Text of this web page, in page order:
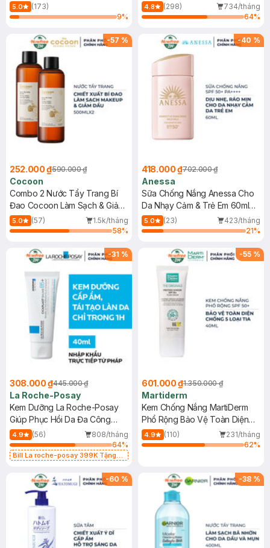
150ml
5.0
(173)
9%
4.8 (298)
734/tháng
64%
-57 %
252.000 ₫590.000 ₫
Cocoon
Combo 2 Nước Tẩy Trang Bí
Đao Cocoon Làm Sạch & Giảm
Dầu 500ml
5.0 (57)
1.5k/tháng
58%
-40 %
418.000 ₫702.000 ₫
Anessa
Sữa Chống Nắng Anessa Cho
Da Nhạy Cảm & Trẻ Em 60ml
(Mới)
5.0 (23)
423/tháng
21%
-31 %
308.000 ₫445.000 ₫
La Roche-Posay
Kem Dưỡng La Roche-Posay
Giúp Phục Hồi Da Đa Công
Dụng 40ml
4.9 (56)
808/tháng
64%
Bill La roche-posay 399K Tặng
(SL có hạn)
-55 %
601.000 ₫1.350.000 ₫
Martiderm
Kem Chống Nắng MartiDerm
Phổ Rộng Bảo Vệ Toàn Diện
40ml
4.9 (110)
231/tháng
62%
-60 % -38 %